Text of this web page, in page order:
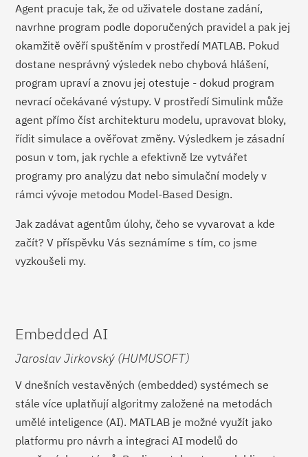
Agent pracuje tak, že od uživatele dostane zadání,
navrhne program podle doporučených pravidel a pak jej
okamžitě ověří spuštěním v prostředí MATLAB. Pokud
dostane nesprávný výsledek nebo chybová hlášení,
program upraví a znovu jej otestuje - dokud program
nevrací očekávané výstupy. V prostředí Simulink může
agent přímo číst architekturu modelu, upravovat bloky,
řídit simulace a ověřovat změny. Výsledkem je zásadní
posun v tom, jak rychle a efektivně lze vytvářet
programy pro analýzu dat nebo simulační modely v
rámci vývoje metodou Model-Based Design.
Jak zadávat agentům úlohy, čeho se vyvarovat a kde
začít? V příspěvku Vás seznámíme s tím, co jsme
vyzkoušeli my.
Embedded AI
Jaroslav Jirkovský (HUMUSOFT)
V dnešních vestavěných (embedded) systémech se
stále více uplatňují algoritmy založené na metodách
umělé inteligence (AI). MATLAB je možné využít jako
platformu pro návrh a integraci AI modelů do